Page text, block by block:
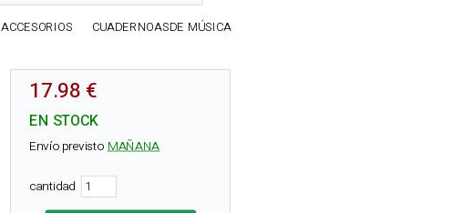
ACCESORIOS CUADERNOASDE MÚSICA
17.98 €
EN STOCK
Envío previstoMAÑANA
cantidad